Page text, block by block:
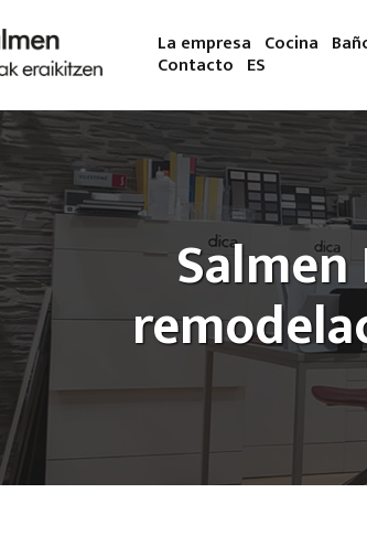
La empresa Cocina
Contacto ES